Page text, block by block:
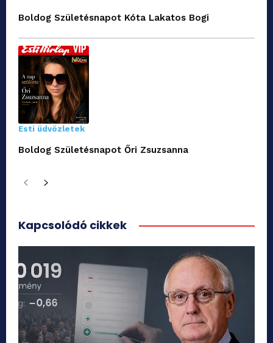
Boldog Születésnapot Kóta Lakatos Bogi
Esti üdvözletek
Boldog Születésnapot Őri Zsuzsanna
Kapcsolódó cikkek